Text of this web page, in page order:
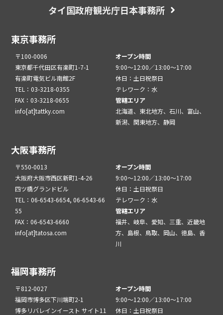
タイ国政府観光庁日本事務所
東京事務所
〒100-0006
東京都千代田区有楽町1-7-1
有楽町電気ビル南館2F
TEL：03-3218-0355
FAX：03-3218-0655
info[at]tattky.com
オープン時間
9:00～12:00／13:00～17:00
休日：土日祝祭日
テレワーク：水
管轄エリア
北海道、東北地方、石川、富山、
新潟、関東地方、静岡
大阪事務所
〒550-0013
大阪府大阪市西区新町1-4-26
四ツ橋グランドビル
TEL：06-6543-6654, 06-6543-66
55
FAX：06-6543-6660
info[at]tatosa.com
オープン時間
9:00～12:00／13:00～17:00
休日：土日祝祭日
テレワーク：水
管轄エリア
福井、岐阜、愛知、三重、近畿地
方、島根、鳥取、岡山、徳島、香
川
福岡事務所
〒812-0027
福岡市博多区下川端町2-1
博多リバレインイースト サイト11
オープン時間
9:00～12:00／13:00～17:00
休日：土日祝祭日